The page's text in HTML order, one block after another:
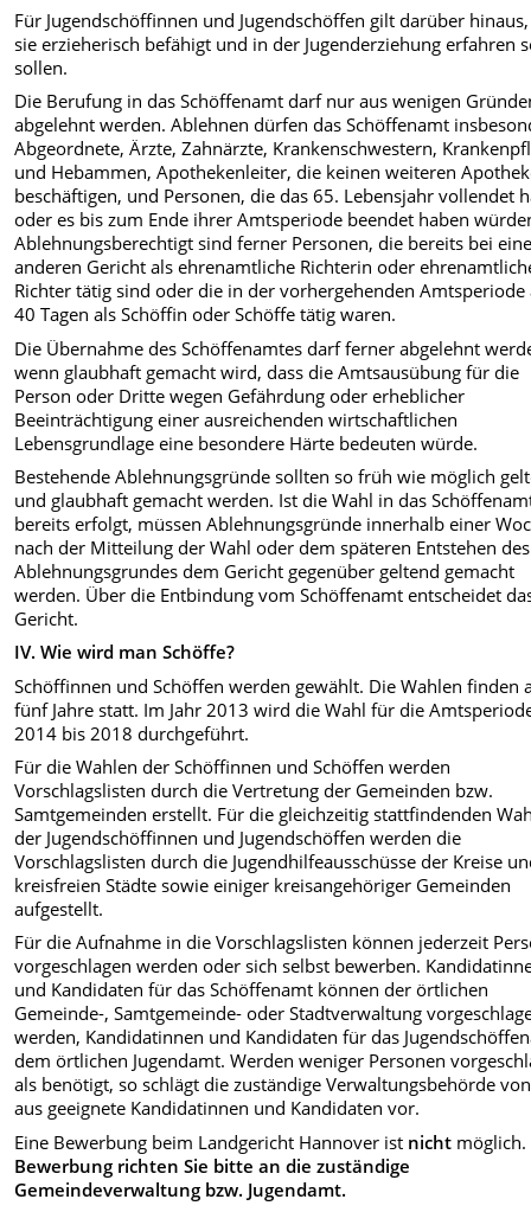
Für Jugendschöffinnen und Jugend­schöffen gilt darüber
sie erzieherisch befähigt und in der Jugend­erziehung erfahren
sollen.
Die Berufung in das Schöffenamt darf nur aus wenigen
abgelehnt werden. Ablehnen dürfen das Schöffen­amt
Abgeordnete, Ärzte, Zahnärzte, Krankenschwestern,
und Hebammen, Apothe­kenleiter, die keinen weiteren
beschäftigen, und Personen, die das 65. Lebensjahr vollendet
oder es bis zum Ende ihrer Amtsperiode be­endet haben
Ablehnungsbe­rechtigt sind ferner Personen, die bereits bei
anderen Gericht als eh­renamtliche Richterin oder
Richter tätig sind oder die in der vorhergehenden Amtsperiode
40 Tagen als Schöffin oder Schöffe tätig waren.
Die Übernahme des Schöffenamtes darf ferner abgelehnt
wenn glaub­haft gemacht wird, dass die Amts­ausübung für die
Person oder Dritte wegen Gefährdung oder erheblicher
Beeinträchtigung einer ausreichenden wirtschaftlichen
Lebensgrundlage eine besondere Härte bedeuten würde.
Bestehende Ablehnungsgründe sollten so früh wie möglich
und glaub­haft gemacht werden. Ist die Wahl in das
bereits erfolgt, müssen Ablehnungsgründe innerhalb einer
nach der Mitteilung der Wahl oder dem späteren Entstehen des
Ablehnungsgrundes dem Gericht gegen­über geltend gemacht
werden. Über die Entbindung vom Schöffenamt entschei­det
Gericht.
IV. Wie wird man Schöffe?
Schöffinnen und Schöffen werden gewählt. Die Wahlen finden
fünf Jahre statt. Im Jahr 2013 wird die Wahl für die
2014 bis 2018 durchgeführt.
Für die Wahlen der Schöffinnen und Schöffen werden
Vorschlagslisten durch die Vertretung der Gemeinden bzw.
Samtgemeinden erstellt. Für die gleich­zeitig stattfindenden
der Jugendschöffinnen und Jugendschöffen werden die
Vorschlagslisten durch die Jugendhilfeausschüsse der Kreise
kreisfreien Städte sowie einiger kreisangehöriger Gemeinden
aufgestellt.
Für die Aufnahme in die Vorschlags­listen können jederzeit
vorgeschlagen werden oder sich selbst bewerben.
und Kandi­daten für das Schöffenamt können der örtlichen
Gemeinde-, Samtgemeinde- oder Stadtverwaltung
werden, Kandidatinnen und Kandidaten für das
dem ört­lichen Jugendamt. Werden weniger Per­sonen
als benötigt, so schlägt die zuständige Verwaltungs­behörde
aus geeignete Kandidatinnen und Kandidaten vor.
Eine Bewerbung beim Landgericht Hannover ist nicht möglich.
Bewerbung richten Sie bitte an die zuständige
Gemeindeverwaltung bzw. Jugendamt.